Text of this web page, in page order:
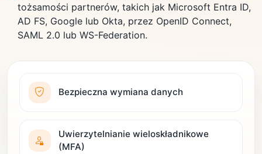
tożsamości partnerów, takich jak Microsoft Entra ID,
AD FS, Google lub Okta, przez OpenID Connect,
SAML 2.0 lub WS-Federation.
Bezpieczna wymiana danych
Uwierzytelnianie wieloskładnikowe
(MFA)